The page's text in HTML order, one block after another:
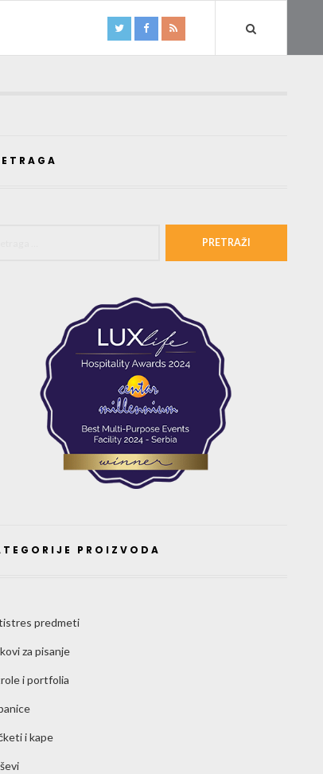
PROIZVODA
predmeti
za pisanje
i portfolia
i kape